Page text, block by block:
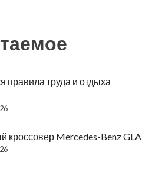
правила труда и отдыха
кроссовер Mercedes-Benz GLA